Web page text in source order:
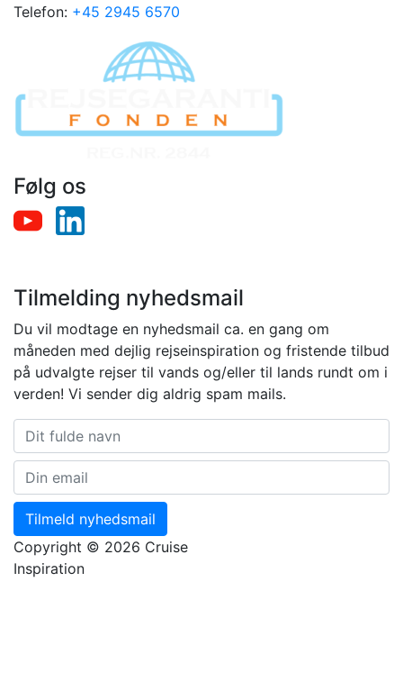
Telefon: +45 2945 6570
Følg os
Tilmelding nyhedsmail
Du vil modtage en nyhedsmail ca. en gang om
måneden med dejlig rejseinspiration og fristende tilbud
på udvalgte rejser til vands og/eller til lands rundt om i
verden! Vi sender dig aldrig spam mails.
Tilmeld nyhedsmail
Copyright © 2026 Cruise
Inspiration